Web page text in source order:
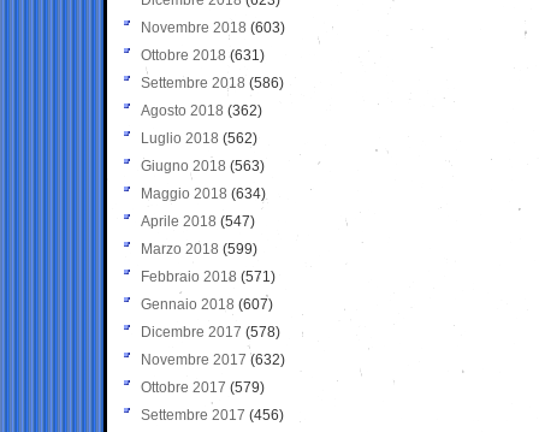
Novembre 2018 (603)
Ottobre 2018 (631)
Settembre 2018 (586)
Agosto 2018 (362)
Luglio 2018 (562)
Giugno 2018 (563)
Maggio 2018 (634)
Aprile 2018 (547)
Marzo 2018 (599)
Febbraio 2018 (571)
Gennaio 2018 (607)
Dicembre 2017 (578)
Novembre 2017 (632)
Ottobre 2017 (579)
Settembre 2017 (456)